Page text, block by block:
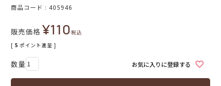
商品コード 405946
販売価格 ¥110税込
[ 5 ポイント進呈 ]
お気に入りに登録する